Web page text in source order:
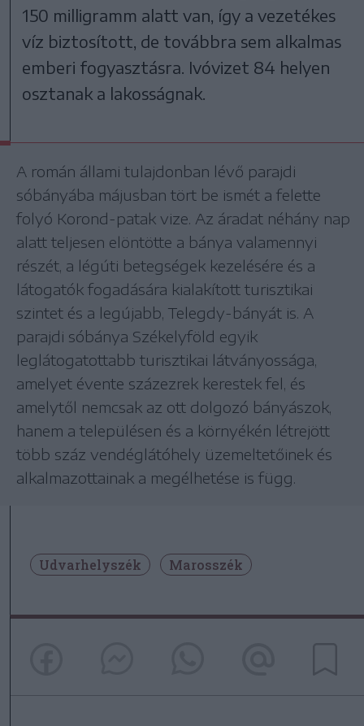
150 milligramm alatt van, így a vezetékes
víz biztosított, de továbbra sem alkalmas
emberi fogyasztásra. Ivóvizet 84 helyen
osztanak a lakosságnak.
A román állami tulajdonban lévő parajdi
sóbányába májusban tört be ismét a felette
folyó Korond-patak vize. Az áradat néhány nap
alatt teljesen elöntötte a bánya valamennyi
részét, a légúti betegségek kezelésére és a
látogatók fogadására kialakított turisztikai
szintet és a legújabb, Telegdy-bányát is. A
parajdi sóbánya Székelyföld egyik
leglátogatottabb turisztikai látványossága,
amelyet évente százezrek kerestek fel, és
amelytől nemcsak az ott dolgozó bányászok,
hanem a településen és a környékén létrejött
több száz vendéglátóhely üzemeltetőinek és
alkalmazottainak a megélhetése is függ.
Udvarhelyszék Marosszék